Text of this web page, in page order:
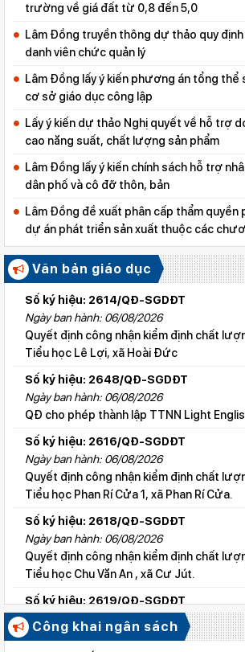
trường về giá đất từ 0,8 đến 5,0
Lâm Đồng truyền thông dự thảo quy
danh viên chức quản lý
Lâm Đồng lấy ý kiến phương án tổng thể
cơ sở giáo dục công lập
Lấy ý kiến dự thảo Nghị quyết về hỗ trợ
cao năng suất, chất lượng sản phẩm
Lâm Đồng lấy ý kiến chính sách hỗ trợ
dân phố và cô đỡ thôn, bản
Lâm Đồng đề xuất phân cấp thẩm quyền
dự án phát triển sản xuất thuộc các
quốc gia
Văn bản giáo dục
Số ký hiệu: 2614/QĐ-SGDĐT
Ngày ban hành: 06/08/2026
Quyết định công nhận kiểm định chất
Tiểu học Lê Lợi, xã Hoài Đức
Số ký hiệu: 2648/QĐ-SGDĐT
Ngày ban hành: 06/08/2026
QĐ cho phép thành lập TTNN Light
Số ký hiệu: 2616/QĐ-SGDĐT
Ngày ban hành: 06/08/2026
Quyết định công nhận kiểm định chất
Tiểu học Phan Rí Cửa 1, xã Phan Rí Cửa.
Số ký hiệu: 2618/QĐ-SGDĐT
Ngày ban hành: 06/08/2026
Quyết định công nhận kiểm định chất
Tiểu học Chu Văn An , xã Cư Jút.
Số ký hiệu: 2619/QĐ-SGDĐT
Ngày ban hành: 06/08/2026
Quyết định công nhận kiểm định chất
Công khai ngân sách